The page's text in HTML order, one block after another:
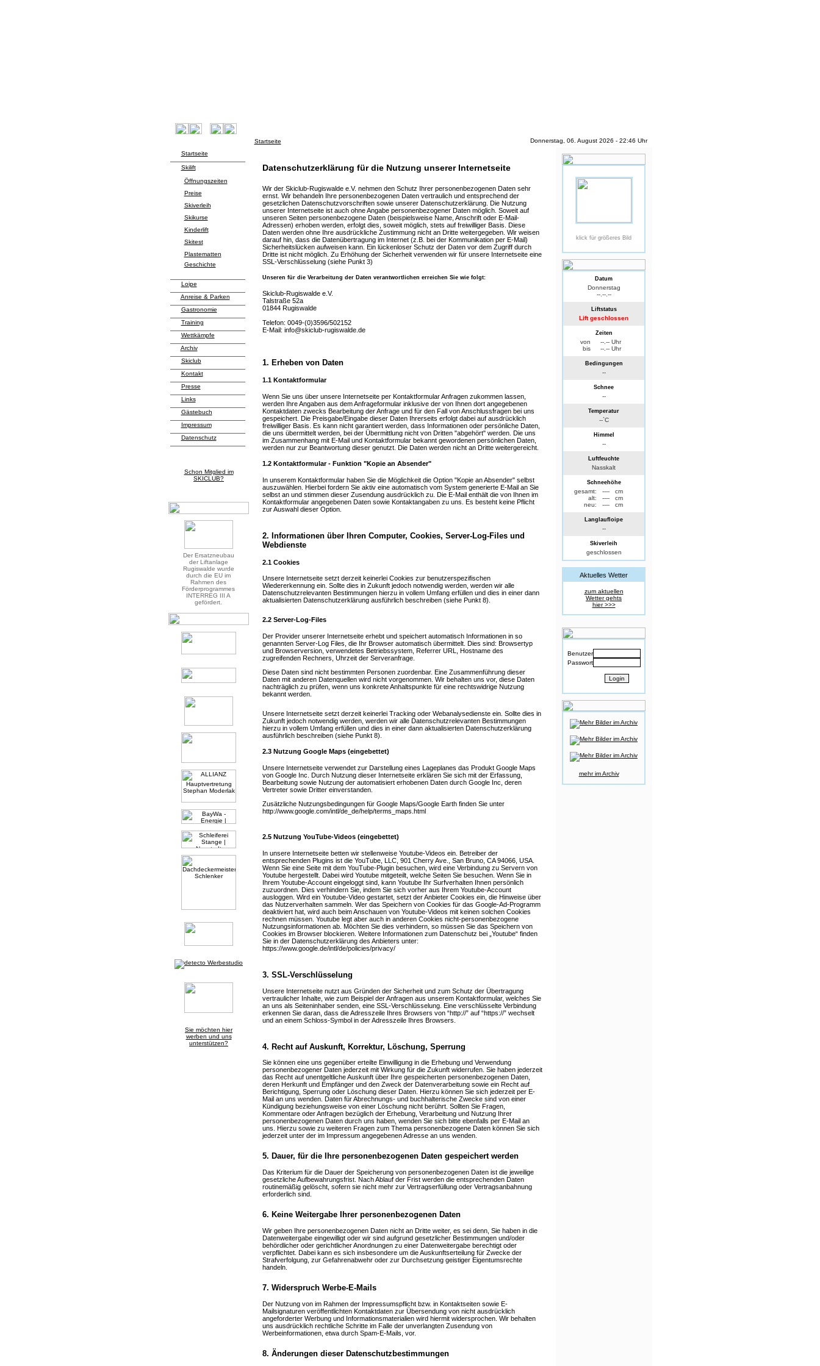
Startseite
Donnerstag, 06. August 2026 - 22:46 Uhr
Startseite
Skilift
Öffnungszeiten
Preise
Skiverleih
Skikurse
Kinderlift
Skitest
Plastematten
Geschichte
Loipe
Anreise & Parken
Gastronomie
Training
Wettkämpfe
Archiv
Skiclub
Kontakt
Presse
Links
Gästebuch
Impressum
Datenschutz
Schon Mitglied im
SKICLUB?
Der Ersatzneubau
der Liftanlage
Rugiswalde wurde
durch die EU im
Rahmen des
Förderprogrammes
INTERREG III A
gefördert.
Sie möchten hier
werben und uns
unterstützen?
Datenschutzerklärung für die Nutzung unserer Internetseite
Wir der Skiclub-Rugiswalde e.V. nehmen den Schutz Ihrer personenbezogenen Daten sehr
ernst. Wir behandeln Ihre personenbezogenen Daten vertraulich und entsprechend der
gesetzlichen Datenschutzvorschriften sowie unserer Datenschutzerklärung. Die Nutzung
unserer Internetseite ist auch ohne Angabe personenbezogener Daten möglich. Soweit auf
unseren Seiten personenbezogene Daten (beispielsweise Name, Anschrift oder E-Mail-
Adressen) erhoben werden, erfolgt dies, soweit möglich, stets auf freiwilliger Basis. Diese
Daten werden ohne Ihre ausdrückliche Zustimmung nicht an Dritte weitergegeben. Wir weisen
darauf hin, dass die Datenübertragung im Internet (z.B. bei der Kommunikation per E-Mail)
Sicherheitslücken aufweisen kann. Ein lückenloser Schutz der Daten vor dem Zugriff durch
Dritte ist nicht möglich. Zu Erhöhung der Sicherheit verwenden wir für unsere Internetseite eine
SSL-Verschlüsselung (siehe Punkt 3)
Unseren für die Verarbeitung der Daten verantwortlichen erreichen Sie wie folgt:
Skiclub-Rugiswalde e.V.
Talstraße 52a
01844 Rugiswalde
Telefon: 0049-(0)3596/502152
E-Mail: info@skiclub-rugiswalde.de
1. Erheben von Daten
1.1 Kontaktformular
Wenn Sie uns über unsere Internetseite per Kontaktformular Anfragen zukommen lassen,
werden Ihre Angaben aus dem Anfrageformular inklusive der von Ihnen dort angegebenen
Kontaktdaten zwecks Bearbeitung der Anfrage und für den Fall von Anschlussfragen bei uns
gespeichert. Die Preisgabe/Eingabe dieser Daten Ihrerseits erfolgt dabei auf ausdrücklich
freiwilliger Basis. Es kann nicht garantiert werden, dass Informationen oder persönliche Daten,
die uns übermittelt werden, bei der Übermittlung nicht von Dritten "abgehört" werden. Die uns
im Zusammenhang mit E-Mail und Kontaktformular bekannt gewordenen persönlichen Daten,
werden nur zur Beantwortung dieser genutzt. Die Daten werden nicht an Dritte weitergereicht.
1.2 Kontaktformular - Funktion "Kopie an Absender"
In unserem Kontaktformular haben Sie die Möglichkeit die Option "Kopie an Absender" selbst
auszuwählen. Hierbei fordern Sie aktiv eine automatisch vom System generierte E-Mail an Sie
selbst an und stimmen dieser Zusendung ausdrücklich zu. Die E-Mail enthält die von Ihnen im
Kontaktformular angegebenen Daten sowie Kontaktangaben zu uns. Es besteht keine Pflicht
zur Auswahl dieser Option.
2. Informationen über Ihren Computer, Cookies, Server-Log-Files und
Webdienste
2.1 Cookies
Unsere Internetseite setzt derzeit keinerlei Cookies zur benutzerspezifischen
Wiedererkennung ein. Sollte dies in Zukunft jedoch notwendig werden, werden wir alle
Datenschutzrelevanten Bestimmungen hierzu in vollem Umfang erfüllen und dies in einer dann
aktualisierten Datenschutzerklärung ausführlich beschreiben (siehe Punkt 8).
2.2 Server-Log-Files
Der Provider unserer Internetseite erhebt und speichert automatisch Informationen in so
genannten Server-Log Files, die Ihr Browser automatisch übermittelt. Dies sind: Browsertyp
und Browserversion, verwendetes Betriebssystem, Referrer URL, Hostname des
zugreifenden Rechners, Uhrzeit der Serveranfrage.
Diese Daten sind nicht bestimmten Personen zuordenbar. Eine Zusammenführung dieser
Daten mit anderen Datenquellen wird nicht vorgenommen. Wir behalten uns vor, diese Daten
nachträglich zu prüfen, wenn uns konkrete Anhaltspunkte für eine rechtswidrige Nutzung
bekannt werden.
Unsere Internetseite setzt derzeit keinerlei Tracking oder Webanalysedienste ein. Sollte dies in
Zukunft jedoch notwendig werden, werden wir alle Datenschutzrelevanten Bestimmungen
hierzu in vollem Umfang erfüllen und dies in einer dann aktualisierten Datenschutzerklärung
ausführlich beschreiben (siehe Punkt 8).
2.3 Nutzung Google Maps (eingebettet)
Unsere Internetseite verwendet zur Darstellung eines Lageplanes das Produkt Google Maps
von Google Inc. Durch Nutzung dieser Internetseite erklären Sie sich mit der Erfassung,
Bearbeitung sowie Nutzung der automatisiert erhobenen Daten durch Google Inc, deren
Vertreter sowie Dritter einverstanden.
Zusätzliche Nutzungsbedingungen für Google Maps/Google Earth finden Sie unter
http://www.google.com/intl/de_de/help/terms_maps.html
2.5 Nutzung YouTube-Videos (eingebettet)
In unsere Internetseite betten wir stellenweise Youtube-Videos ein. Betreiber der
entsprechenden Plugins ist die YouTube, LLC, 901 Cherry Ave., San Bruno, CA 94066, USA.
Wenn Sie eine Seite mit dem YouTube-Plugin besuchen, wird eine Verbindung zu Servern von
Youtube hergestellt. Dabei wird Youtube mitgeteilt, welche Seiten Sie besuchen. Wenn Sie in
Ihrem Youtube-Account eingeloggt sind, kann Youtube Ihr Surfverhalten Ihnen persönlich
zuzuordnen. Dies verhindern Sie, indem Sie sich vorher aus Ihrem Youtube-Account
ausloggen. Wird ein Youtube-Video gestartet, setzt der Anbieter Cookies ein, die Hinweise über
das Nutzerverhalten sammeln. Wer das Speichern von Cookies für das Google-Ad-Programm
deaktiviert hat, wird auch beim Anschauen von Youtube-Videos mit keinen solchen Cookies
rechnen müssen. Youtube legt aber auch in anderen Cookies nicht-personenbezogene
Nutzungsinformationen ab. Möchten Sie dies verhindern, so müssen Sie das Speichern von
Cookies im Browser blockieren. Weitere Informationen zum Datenschutz bei „Youtube“ finden
Sie in der Datenschutzerklärung des Anbieters unter:
https://www.google.de/intl/de/policies/privacy/
3. SSL-Verschlüsselung
Unsere Internetseite nutzt aus Gründen der Sicherheit und zum Schutz der Übertragung
vertraulicher Inhalte, wie zum Beispiel der Anfragen aus unserem Kontaktformular, welches Sie
an uns als Seiteninhaber senden, eine SSL-Verschlüsselung. Eine verschlüsselte Verbindung
erkennen Sie daran, dass die Adresszeile Ihres Browsers von “http://” auf “https://” wechselt
und an einem Schloss-Symbol in der Adresszeile Ihres Browsers.
4. Recht auf Auskunft, Korrektur, Löschung, Sperrung
Sie können eine uns gegenüber erteilte Einwilligung in die Erhebung und Verwendung
personenbezogener Daten jederzeit mit Wirkung für die Zukunft widerrufen. Sie haben jederzeit
das Recht auf unentgeltliche Auskunft über Ihre gespeicherten personenbezogenen Daten,
deren Herkunft und Empfänger und den Zweck der Datenverarbeitung sowie ein Recht auf
Berichtigung, Sperrung oder Löschung dieser Daten. Hierzu können Sie sich jederzeit per E-
Mail an uns wenden. Daten für Abrechnungs- und buchhalterische Zwecke sind von einer
Kündigung beziehungsweise von einer Löschung nicht berührt. Sollten Sie Fragen,
Kommentare oder Anfragen bezüglich der Erhebung, Verarbeitung und Nutzung Ihrer
personenbezogenen Daten durch uns haben, wenden Sie sich bitte ebenfalls per E-Mail an
uns. Hierzu sowie zu weiteren Fragen zum Thema personenbezogene Daten können Sie sich
jederzeit unter der im Impressum angegebenen Adresse an uns wenden.
5. Dauer, für die Ihre personenbezogenen Daten gespeichert werden
Das Kriterium für die Dauer der Speicherung von personenbezogenen Daten ist die jeweilige
gesetzliche Aufbewahrungsfrist. Nach Ablauf der Frist werden die entsprechenden Daten
routinemäßig gelöscht, sofern sie nicht mehr zur Vertragserfüllung oder Vertragsanbahnung
erforderlich sind.
6. Keine Weitergabe Ihrer personenbezogenen Daten
Wir geben Ihre personenbezogenen Daten nicht an Dritte weiter, es sei denn, Sie haben in die
Datenweitergabe eingewilligt oder wir sind aufgrund gesetzlicher Bestimmungen und/oder
behördlicher oder gerichtlicher Anordnungen zu einer Datenweitergabe berechtigt oder
verpflichtet. Dabei kann es sich insbesondere um die Auskunftserteilung für Zwecke der
Strafverfolgung, zur Gefahrenabwehr oder zur Durchsetzung geistiger Eigentumsrechte
handeln.
7. Widerspruch Werbe-E-Mails
Der Nutzung von im Rahmen der Impressumspflicht bzw. in Kontaktseiten sowie E-
Mailsignaturen veröffentlichten Kontaktdaten zur Übersendung von nicht ausdrücklich
angeforderter Werbung und Informationsmaterialien wird hiermit widersprochen. Wir behalten
uns ausdrücklich rechtliche Schritte im Falle der unverlangten Zusendung von
Werbeinformationen, etwa durch Spam-E-Mails, vor.
8. Änderungen dieser Datenschutzbestimmungen
klick für größeres Bild
Datum
Donnerstag
--.--.--
Liftstatus
Lift geschlossen
Zeiten
von
--.-- Uhr
bis
--.-- Uhr
Bedingungen
--
Schnee
--
Temperatur
--`C
Himmel
--
Luftfeuchte
Nasskalt
Schneehöhe
gesamt: ----
cm
alt:
----
cm
neu:
---- cm
Langlaufloipe
--
Skiverleih
geschlossen
Aktuelles Wetter
zum aktuellen
Wetter gehts
hier >>>
Benutzer
Passwort
mehr im Archiv